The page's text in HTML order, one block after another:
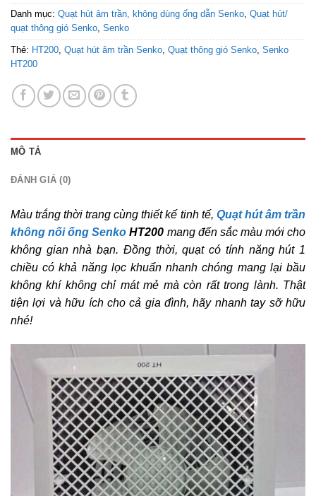
Danh mục: Quạt hút âm trần, không dùng ống dẫn Senko, Quạt hút/
quạt thông gió Senko, Senko
Thẻ: HT200, Quạt hút âm trần Senko, Quạt thông gió Senko, Senko
HT200
MÔ TẢ
ĐÁNH GIÁ (0)
Màu trắng thời trang cùng thiết kế tinh tế, Quạt hút âm trần
không nối ống Senko HT200 mang đến sắc màu mới cho
không gian nhà bạn. Đồng thời, quạt có tính năng hút 1
chiều có khả năng lọc khuẩn nhanh chóng mang lại bầu
không khí không chỉ mát mẻ mà còn rất trong lành. Thật
tiện lợi và hữu ích cho cả gia đình, hãy nhanh tay sỡ hữu
nhé!